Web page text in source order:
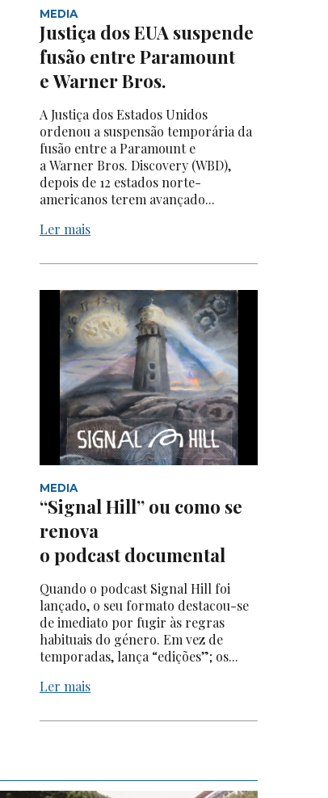
MEDIA
Justiça dos EUA suspende
fusão entre Paramount
e Warner Bros.
A Justiça dos Estados Unidos
ordenou a suspensão temporária da
fusão entre a Paramount e
a Warner Bros. Discovery (WBD),
depois de 12 estados norte-
americanos terem avançado...
Ler mais
MEDIA
“Signal Hill” ou como se
renova
o podcast documental
Quando o podcast Signal Hill foi
lançado, o seu formato destacou-se
de imediato por fugir às regras
habituais do género. Em vez de
temporadas, lança “edições”; os...
Ler mais